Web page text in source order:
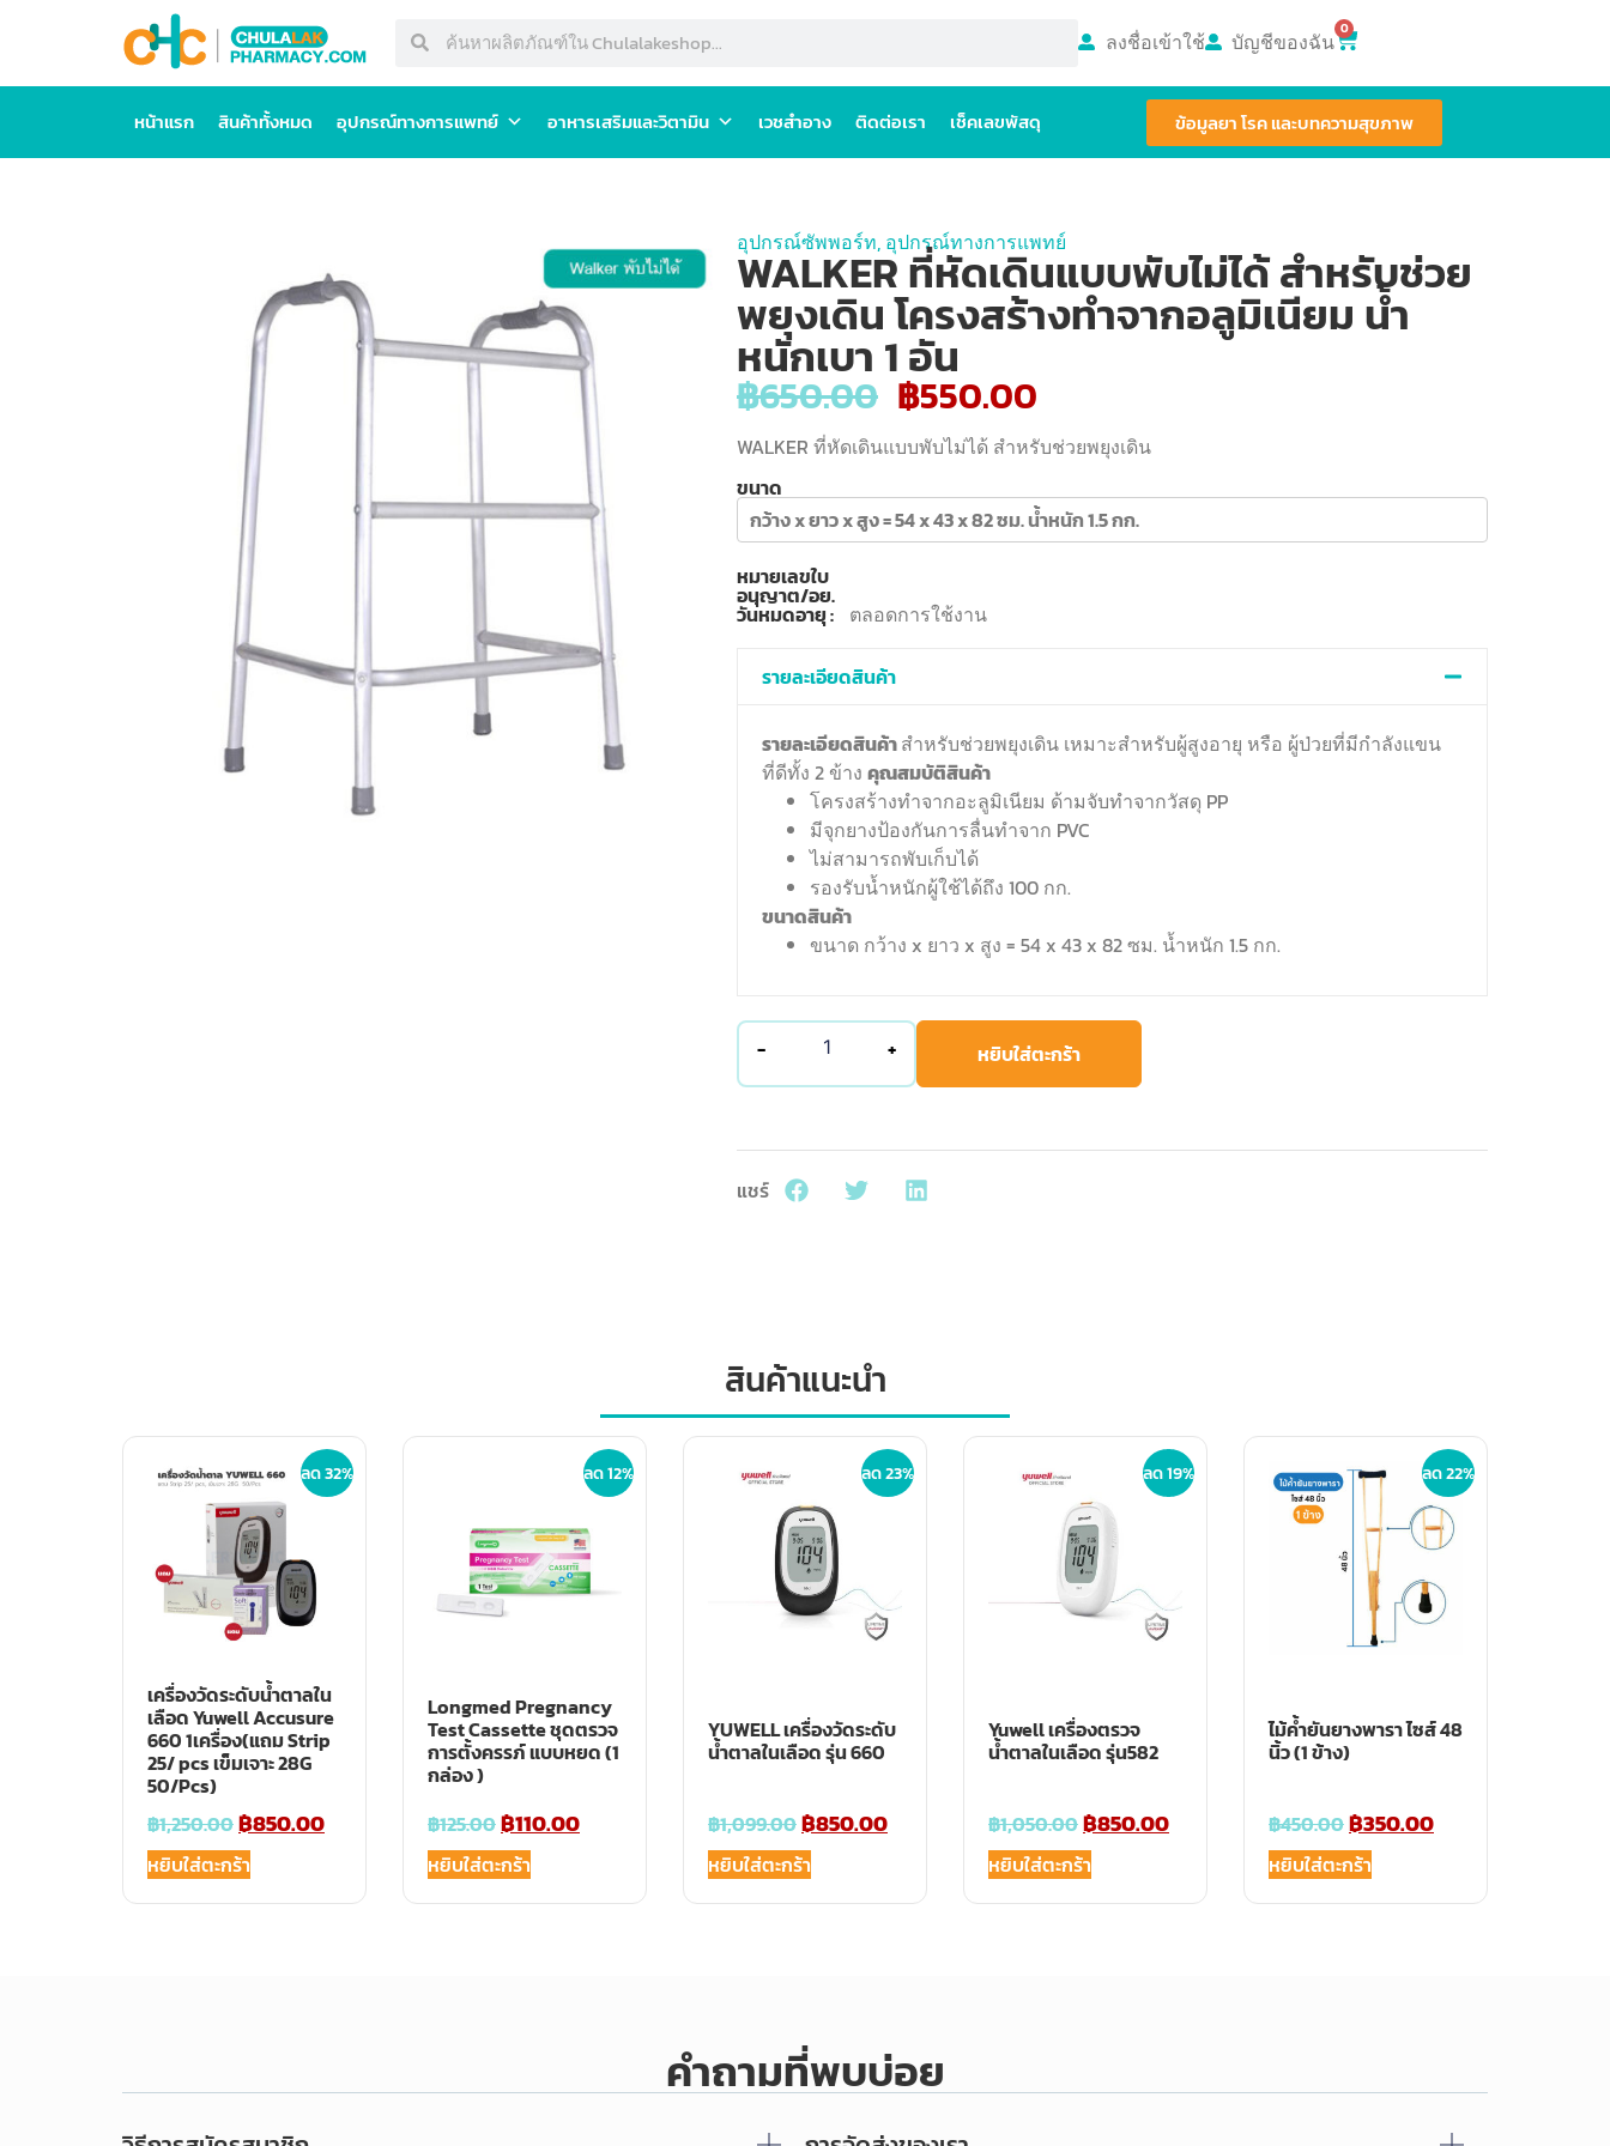
ลงชื่อเข้าใช้ บัญชีของฉัน 0
หน้าแรก สินค้าทั้งหมด อุปกรณ์ทางการแพทย์ อาหารเสริมและวิตามิน เวชสำอาง ติดต่อเรา เช็คเลขพัสดุ ข้อมูลยา โรค และบทความสุขภาพ
อุปกรณ์ซัพพอร์ท, อุปกรณ์ทางการแพทย์
WALKER ที่หัดเดินแบบพับไม่ได้ สำหรับช่วย
พยุงเดิน โครงสร้างทำจากอลูมิเนียม น้ำ
หนักเบา 1 อัน
฿650.00 ฿550.00
WALKER ที่หัดเดินแบบพับไม่ได้ สำหรับช่วยพยุงเดิน
ขนาด
กว้าง x ยาว x สูง = 54 x 43 x 82 ซม. น้ำหนัก 1.5 กก.
หมายเลขใบ
อนุญาต/อย.
วันหมดอายุ : ตลอดการใช้งาน
รายละเอียดสินค้า
รายละเอียดสินค้าสำหรับช่วยพยุงเดิน เหมาะสำหรับผู้สูงอายุ หรือ ผู้ป่วยที่มีกำลังแขน
ที่ดีทั้ง 2 ข้าง คุณสมบัติสินค้า
โครงสร้างทำจากอะลูมิเนียม ด้ามจับทำจากวัสดุ PP
มีจุกยางป้องกันการลื่นทำจาก PVC
ไม่สามารถพับเก็บได้
รองรับน้ำหนักผู้ใช้ได้ถึง 100 กก.
ขนาดสินค้า
ขนาด กว้าง x ยาว x สูง = 54 x 43 x 82 ซม. น้ำหนัก 1.5 กก.
- + หยิบใส่ตะกร้า
แชร์
สินค้าแนะนำ
ลด 32%
เครื่องวัดระดับน้ำตาลใน
เลือด Yuwell Accusure
660 1เครื่อง(แถม Strip
25/ pcs เข็มเจาะ 28G
50/Pcs)
฿1,250.00฿850.00
หยิบใส่ตะกร้า
ลด 12%
Longmed Pregnancy
Test Cassette ชุดตรวจ
การตั้งครรภ์ แบบหยด (1
กล่อง )
฿125.00฿110.00
หยิบใส่ตะกร้า
ลด 23%
YUWELL เครื่องวัดระดับ
น้ำตาลในเลือด รุ่น 660
฿1,099.00฿850.00
หยิบใส่ตะกร้า
ลด 19%
Yuwell เครื่องตรวจ
น้ำตาลในเลือด รุ่น582
฿1,050.00฿850.00
หยิบใส่ตะกร้า
ลด 22%
ไม้ค้ำยันยางพารา ไซส์ 48
นิ้ว (1 ข้าง)
฿450.00฿350.00
หยิบใส่ตะกร้า
คำถามที่พบบ่อย